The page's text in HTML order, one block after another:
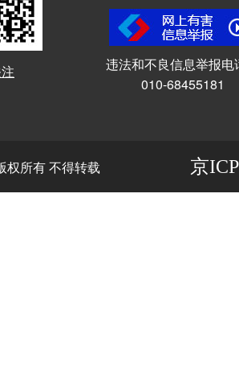
违法和不良信息举报电
010-68455181
权所有 不得转载 京